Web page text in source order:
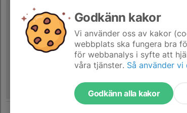
Godkänn kakor
Vi använder oss av kakor
webbplats ska fungera bra
för webbanalys i syfte att
våra tjänster. Så använder vi
Godkänn alla kakor